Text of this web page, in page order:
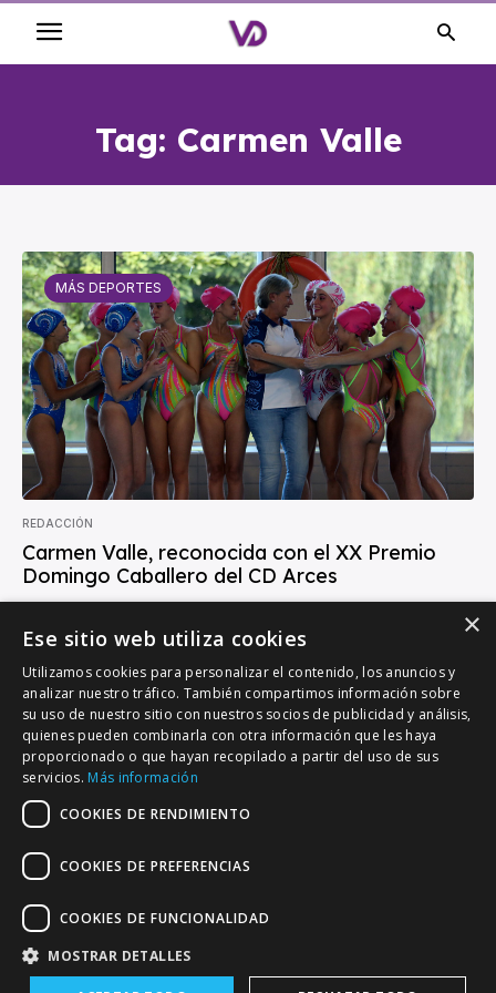
Tag: Carmen Valle
MÁS DEPORTES
REDACCIÓN
Carmen Valle, reconocida con el XX Premio
Domingo Caballero del CD Arces
Valle, una de las figuras más relevantes de la natación artística en...
VALLADOLID DEPORTIVO
Tu información deportiva vallisoletana
×
Ese sitio web utiliza cookies
Utilizamos cookies para personalizar el contenido, los anuncios y
analizar nuestro tráfico. También compartimos información sobre
su uso de nuestro sitio con nuestros socios de publicidad y análisis,
quienes pueden combinarla con otra información que les haya
proporcionado o que hayan recopilado a partir del uso de sus
servicios. Más información
COOKIES DE RENDIMIENTO
COOKIES DE PREFERENCIAS
COOKIES DE FUNCIONALIDAD
MOSTRAR DETALLES